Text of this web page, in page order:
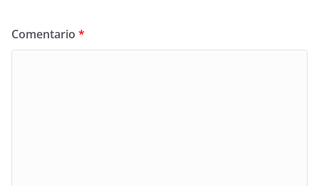
Comentario *